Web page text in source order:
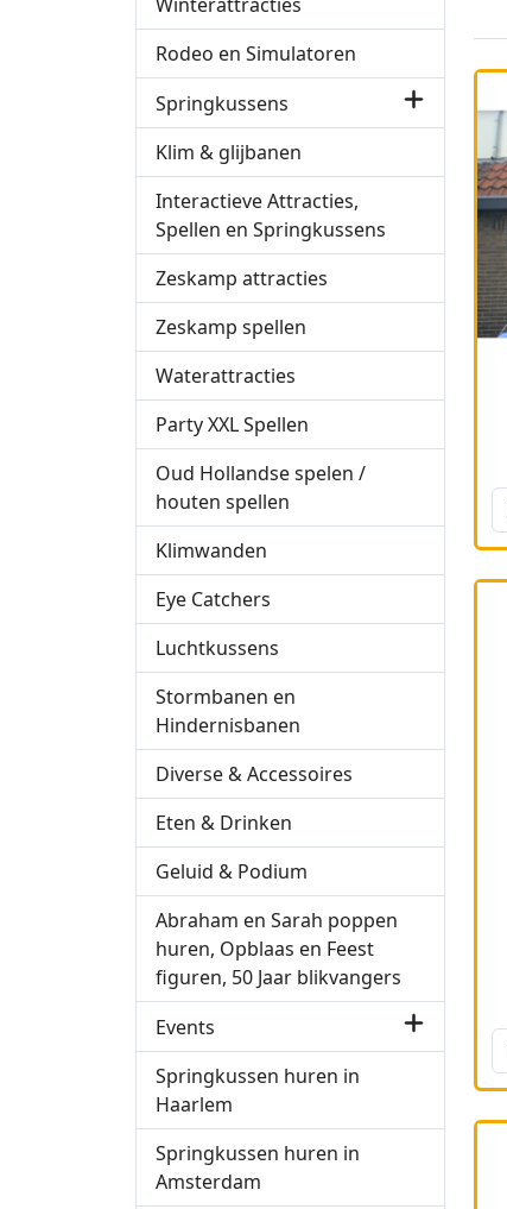
Rodeo en Simulatoren
Springkussens
Klim & glijbanen
Interactieve Attracties,
Spellen en Springkussens
Zeskamp attracties
Zeskamp spellen
Waterattracties
Party XXL Spellen
Oud Hollandse spelen /
houten spellen
Klimwanden
Eye Catchers
Luchtkussens
Stormbanen en
Hindernisbanen
Diverse & Accessoires
Eten & Drinken
Geluid & Podium
Abraham en Sarah poppen
huren, Opblaas en Feest
figuren, 50 Jaar blikvangers
Events
Springkussen huren in
Haarlem
Springkussen huren in
Amsterdam